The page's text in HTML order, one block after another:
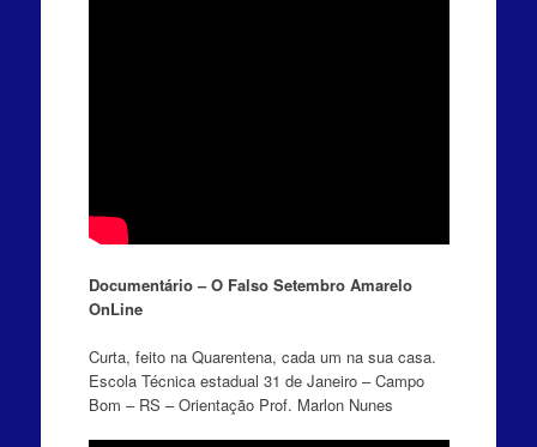
Documentário – O Falso Setembro Amarelo
OnLine
Curta, feito na Quarentena, cada um na sua casa.
Escola Técnica estadual 31 de Janeiro – Campo
Bom – RS – Orientação Prof. Marlon Nunes